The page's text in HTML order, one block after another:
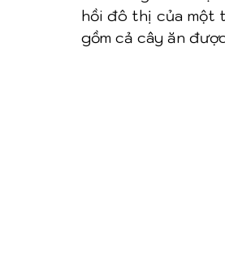
hồi đô thị của một
gồm cả cây ăn